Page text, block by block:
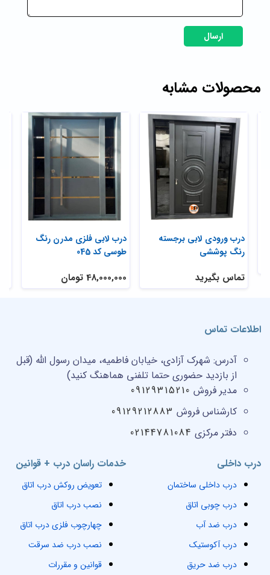
ارسال
محصولات مشابه
درب لابی فلزی مدرن رنگ
طوسی کد 045
48,000,000 تومان
درب ورودی لابی برجسته
رنگ پوششی
تماس بگیرید
خدمات راسان درب + قوانین
تعویض روکش درب اتاق
نصب درب اتاق
چهارچوب فلزی درب اتاق
نصب درب ضد سرقت
قوانین و مقررات
درب داخلی
درب داخلی ساختمان
درب چوبی اتاق
درب ضد آب
درب آکوستیک
درب ضد حریق
اطلاعات تماس
آدرس: شهرک آزادی، خیابان فاطمیه، میدان رسول الله (قبل
از بازدید حضوری حتما تلفنی هماهنگ کنید)
مدیر فروش 09129315210
کارشناس فروش 09129212883
دفتر مرکزی 02144781084